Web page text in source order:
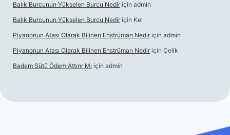
Balık Burcunun Yükselen Burcu Nedir için admin
Balık Burcunun Yükselen Burcu Nedir için Kel
Piyanonun Atası Olarak Bilinen Enstrüman Nedir için admin
Piyanonun Atası Olarak Bilinen Enstrüman Nedir için Çelik
Badem Sütü Ödem Attırır Mı için admin